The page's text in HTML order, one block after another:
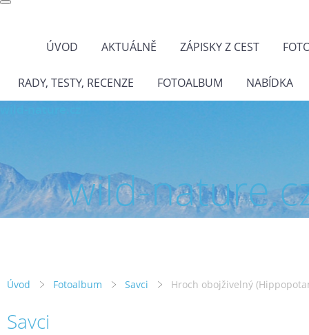
ÚVOD AKTUÁLNĚ ZÁPISKY Z CEST
RADY, TESTY, RECENZE FOTOALBUM NABÍDKA
wild-
Úvod Fotoalbum Savci Hroch obojživelný
Savci